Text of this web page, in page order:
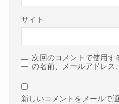
サイト
次回のコメントで使用す
の名前、メールアドレス
新しいコメントをメールで